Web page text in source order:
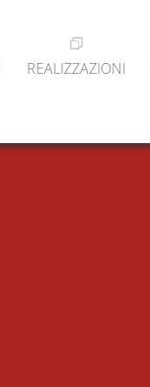
REALIZZAZIONI